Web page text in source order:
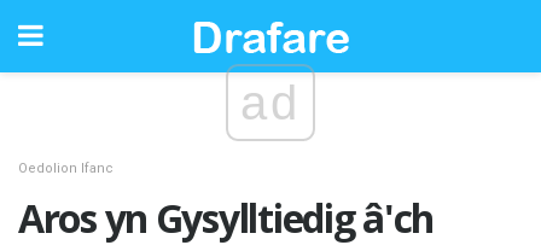
ad
Oedolion Ifanc
Aros yn Gysylltiedig â'ch